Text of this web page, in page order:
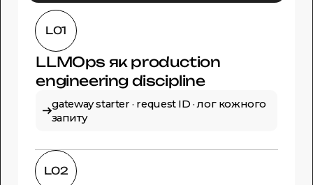
L01
LLMOps як production
engineering discipline
gateway starter · request ID · лог кожного
запиту
L02